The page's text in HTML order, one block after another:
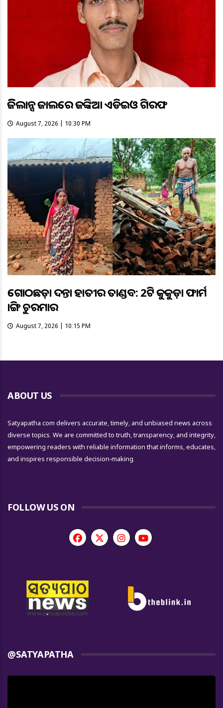
ଭିଜିଲାନ୍ସ ଜାଲରେ ଜଙ୍କିଆ ଏଡିଇଓ ଗିରଫ
August 7, 2026 | 10:30 PM
ଗୋଠଛଡ଼ା ଦନ୍ତା ହାତୀର ତାଣ୍ଡବ: 2ଟି କୁକୁଡ଼ା ଫାର୍ମ
ଭାଙ୍ଗି ଚୁରମାର
August 7, 2026 | 10:15 PM
ABOUT US
Satyapatha.com delivers accurate, timely, and unbiased news across
diverse topics. We are committed to truth, transparency, and integrity,
empowering readers with reliable information that informs, educates,
and inspires responsible decision-making.
FOLLOW US ON
@SATYAPATHA